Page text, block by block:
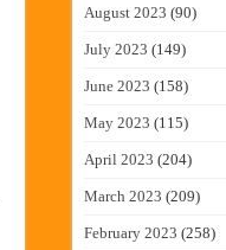
August 2023 (90)
July 2023 (149)
June 2023 (158)
May 2023 (115)
April 2023 (204)
March 2023 (209)
February 2023 (258)